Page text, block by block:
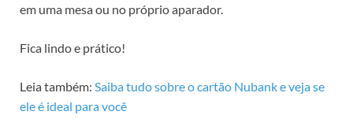
em uma mesa ou no próprio aparador.
Fica lindo e prático!
Leia também: Saiba tudo sobre o cartão Nubank e veja se
ele é ideal para você